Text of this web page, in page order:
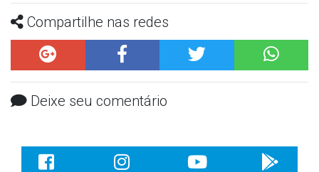
Compartilhe nas redes
Deixe seu comentário